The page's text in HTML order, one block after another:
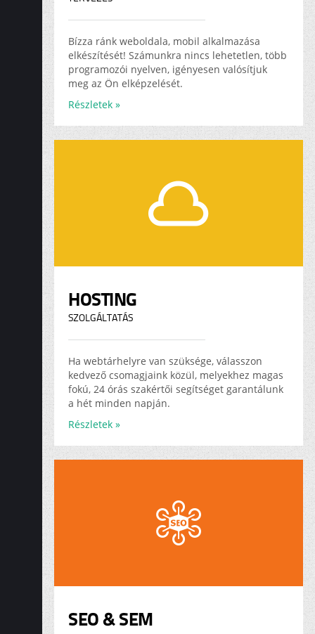
Bízza ránk weboldala, mobil alkalmazása
elkészítését! Számunkra nincs lehetetlen, több
programozói nyelven, igényesen valósítjuk
meg az Ön elképzelését.
Részletek »
HOSTING
SZOLGÁLTATÁS
Ha webtárhelyre van szüksége, válasszon
kedvező csomagjaink közül, melyekhez magas
fokú, 24 órás szakértői segítséget garantálunk
a hét minden napján.
Részletek »
SEO & SEM